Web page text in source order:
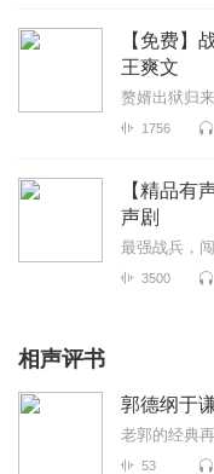
【免费】
王爽文
赘婿出狱归
1756
【精品有
声剧
最强战兵，
3500
相声评书
郭德纲于
老郭的经典
53